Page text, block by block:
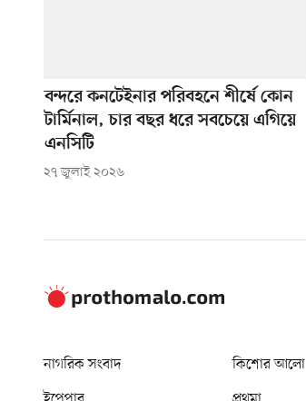
বন্দরে কনটেইনার পরিবহনে শীর্ষে কোন
টার্মিনাল, চার বছর ধরে সবচেয়ে এগিয়ে
এনসিটি
২৭ জুলাই ২০২৬
নাগরিক সংবাদ কিশোর আলো